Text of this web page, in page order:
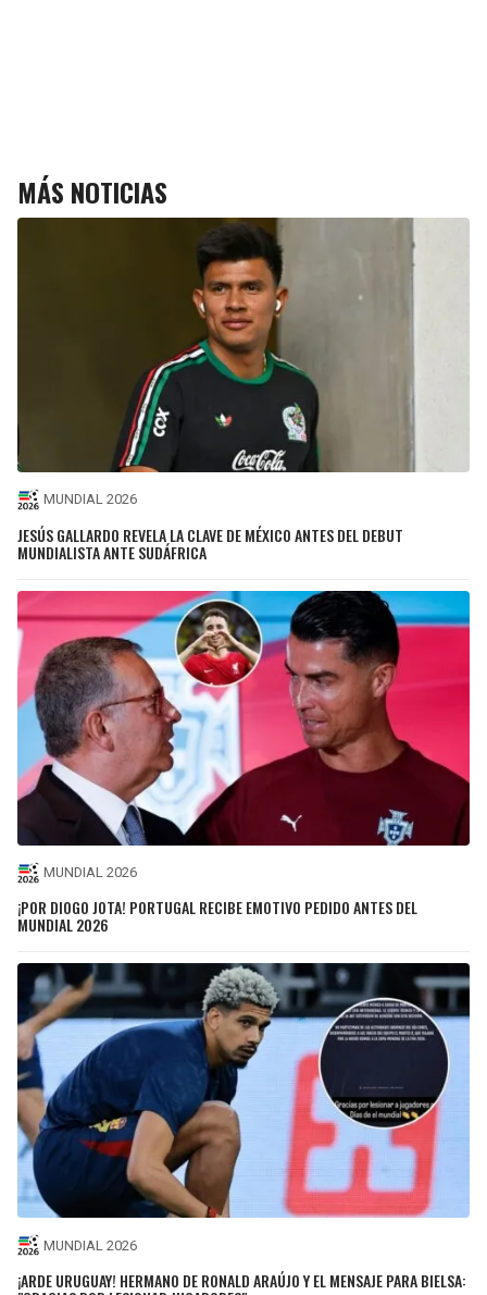
MÁS NOTICIAS
MUNDIAL 2026
JESÚS GALLARDO REVELA LA CLAVE DE MÉXICO ANTES DEL DEBUT
MUNDIALISTA ANTE SUDÁFRICA
MUNDIAL 2026
¡POR DIOGO JOTA! PORTUGAL RECIBE EMOTIVO PEDIDO ANTES DEL
MUNDIAL 2026
MUNDIAL 2026
¡ARDE URUGUAY! HERMANO DE RONALD ARAÚJO Y EL MENSAJE PARA BIELSA: